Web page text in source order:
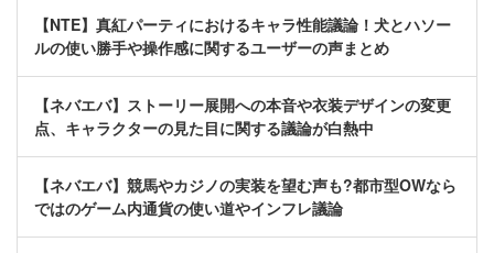
【NTE】真紅パーティにおけるキャラ性能議論！犬とハソー
ルの使い勝手や操作感に関するユーザーの声まとめ
【ネバエバ】ストーリー展開への本音や衣装デザインの変更
点、キャラクターの見た目に関する議論が白熱中
【ネバエバ】競馬やカジノの実装を望む声も?都市型OWなら
ではのゲーム内通貨の使い道やインフレ議論